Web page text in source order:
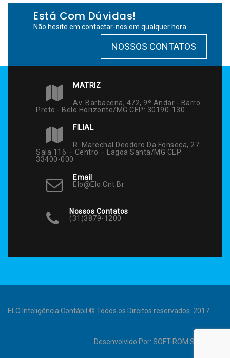
Está Com Dúvidas!
Não hesite em contactar-nos em qualquer hora.
NOSSOS CONTATOS
MATRIZ
Av. Barbacena, 472, 9º Andar - Barro
Preto - Belo Horizonte/MG CEP: 30190-130
FILIAL
R. Marechal Deodoro Da Fonseca, 27
Sala 116 – Centro – Lagoa Santa/MG CEP:
33400-000
Email
Elo@elo.cnt.br
Nossos Contatos
(31)3879-1200
ELO Inteligência Contábil © Todos os Direitos reservados. 2017
Desenvolvido Por: SOFT-ROM Sistemas